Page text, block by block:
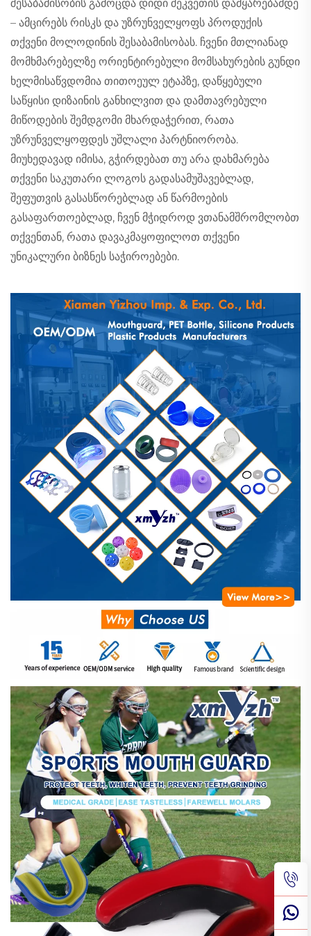
შესაბამისობის გამოცდა დიდი შეკვეთის დამყარებამდე
– ამცირებს რისკს და უზრუნველყოფს პროდუქის
თქვენი მოლოდინის შესაბამისობას. ჩვენი მთლიანად
მომხმარებელზე ორიენტირებული მომსახურების გუნდი
ხელმისაწვდომია თითოეულ ეტაპზე, დაწყებული
საწყისი დიზაინის განხილვით და დამთავრებული
მიწოდების შემდგომი მხარდაჭერით, რათა
უზრუნველყოფდეს უშლალი პარტნიორობა.
მიუხედავად იმისა, გჭირდებათ თუ არა დახმარება
თქვენი საკუთარი ლოგოს გადასამუშავებლად,
შეფუთვის გასასწორებლად ან წარმოების
გასაფართოებლად, ჩვენ მჭიდროდ ვთანამშრომლობთ
თქვენთან, რათა დავაკმაყოფილოთ თქვენი
უნიკალური ბიზნეს საჭიროებები.